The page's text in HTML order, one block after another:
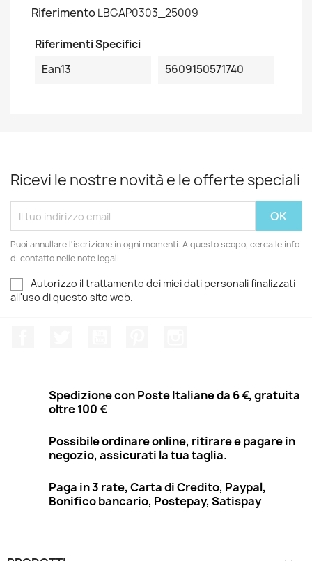
RiferimentoLBGAP0303_25009
Riferimenti Specifici
Ean13
5609150571740
Ricevi le nostre novità e le offerte speciali
Puoi annullare l'iscrizione in ogni momenti. A questo scopo, cerca le info
di contatto nelle note legali.
Autorizzo il trattamento dei miei dati personali finalizzati
all'uso di questo sito web.
Spedizione con Poste Italiane da 6 €, gratuita
oltre 100 €
Possibile ordinare online, ritirare e pagare in
negozio, assicurati la tua taglia.
Paga in 3 rate, Carta di Credito, Paypal,
Bonifico bancario, Postepay, Satispay